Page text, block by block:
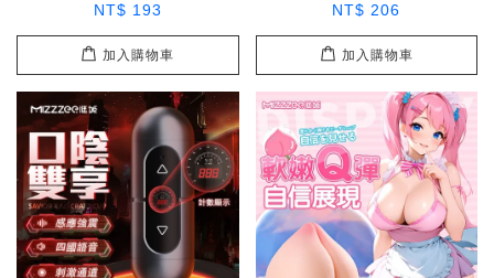
NT$ 193
加入購物車
NT$ 206
加入購物車